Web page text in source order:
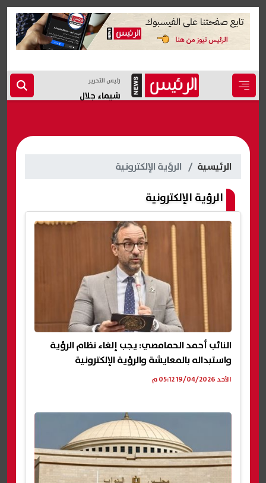
رئيس التحرير
شيماء جلال
الرئيسية الرؤية الإلكترونية
الرؤية الإلكترونية
النائب أحمد الحمامصي: يجب إلغاء نظام الرؤية
واستبداله بالمعايشة والرؤية الإلكترونية
الأحد 19/04/2026 05:12 م